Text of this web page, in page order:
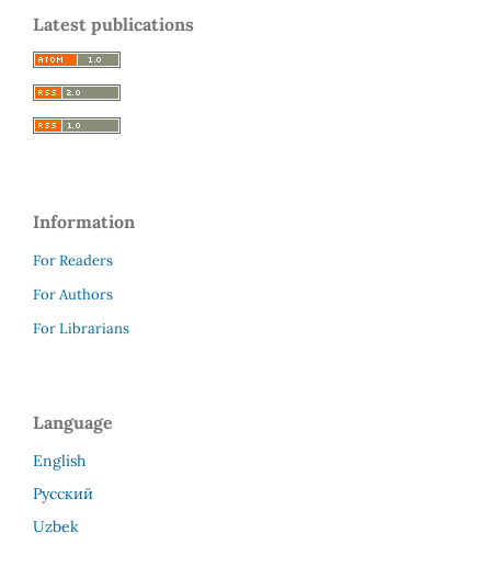
Latest publications
Information
For Readers
For Authors
For Librarians
Language
English
Русский
Uzbek